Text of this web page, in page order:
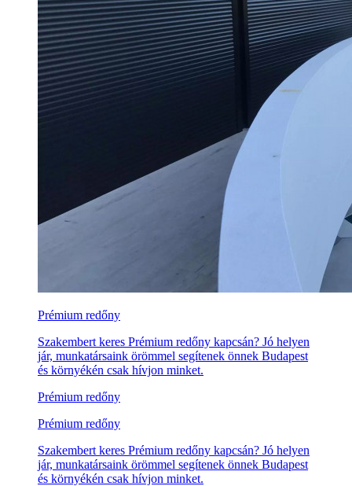
Prémium redőny
Szakembert keres Prémium redőny kapcsán? Jó helyen
jár, munkatársaink örömmel segítenek önnek Budapest
és környékén csak hívjon minket.
Prémium redőny
Prémium redőny
Szakembert keres Prémium redőny kapcsán? Jó helyen
jár, munkatársaink örömmel segítenek önnek Budapest
és környékén csak hívjon minket.